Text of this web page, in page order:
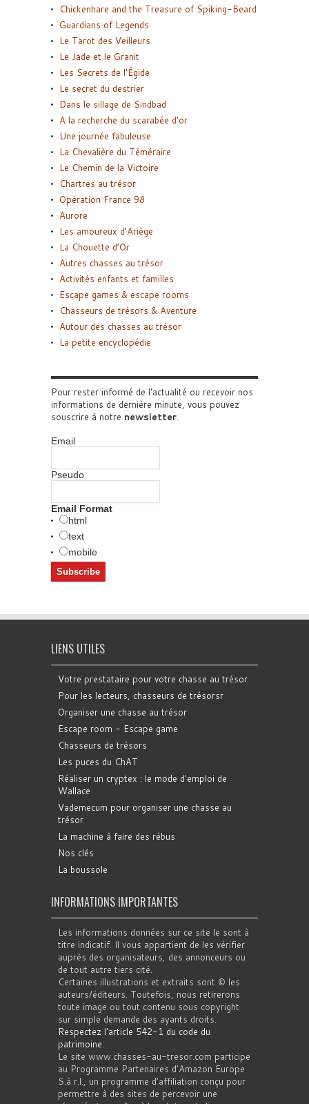
Chickenhare and the Treasure of Spiking-Beard
Guardians of Legends
Le Tarot des Veilleurs
Le Jade et le Granit
Les Secrets de l’Égide
Le secret du destrier
Dans le sillage de Sindbad
A la recherche du scarabée d’or
Une journée fabuleuse
La Chevalière du Téméraire
Le Chemin de la Victoire
Chartres au trésor
Opération France 98
Aurore
Les amoureux d’Ariège
La Chouette d’Or
Autres chasses au trésor
Activités enfants et familles
Escape games & escape rooms
Chasseurs de trésors & Aventure
Autour des chasses au trésor
La petite encyclopédie
Pour rester informé de l'actualité ou recevoir nos
informations de dernière minute, vous pouvez
souscrire à notre newsletter.
Email
Pseudo
Email Format
html
text
mobile
LIENS UTILES
Votre prestataire pour votre chasse au trésor
Pour les lecteurs, chasseurs de trésorsr
Organiser une chasse au trésor
Escape room - Escape game
Chasseurs de trésors
Les puces du ChAT
Réaliser un cryptex : le mode d'emploi de
Wallace
Vademecum pour organiser une chasse au
trésor
La machine à faire des rébus
Nos clés
La boussole
INFORMATIONS IMPORTANTES
Les informations données sur ce site le sont à
titre indicatif. Il vous appartient de les vérifier
auprès des organisateurs, des annonceurs ou
de tout autre tiers cité.
Certaines illustrations et extraits sont © les
auteurs/éditeurs. Toutefois, nous retirerons
toute image ou tout contenu sous copyright
sur simple demande des ayants droits.
Respectez l'article 542-1 du code du
patrimoine.
Le site www.chasses-au-tresor.com participe
au Programme Partenaires d’Amazon Europe
S.à r.l., un programme d’affiliation conçu pour
permettre à des sites de percevoir une